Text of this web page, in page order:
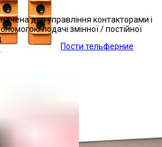
Пости тельферние
для управління контакторами і
подачі змінної / постійної